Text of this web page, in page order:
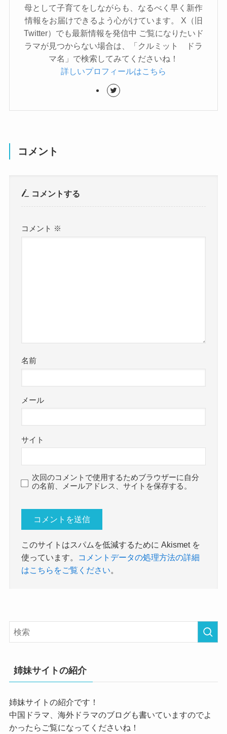
母として子育てをしながらも、なるべく早く新作
情報をお届けできるよう心がけています。 X（旧
Twitter）でも最新情報を発信中 ご覧になりたいド
ラマが見つからない場合は、「クルミット ドラ
マ名」で検索してみてくださいね！
詳しいプロフィールはこちら
コメント
コメントする
コメント ※
名前
メール
サイト
次回のコメントで使用するためブラウザーに自分
の名前、メールアドレス、サイトを保存する。
このサイトはスパムを低減するために Akismet を
使っています。
コメントデータの処理方法の詳細
はこちらをご覧ください
姉妹サイトの紹介
姉妹サイトの紹介です！
中国ドラマ、海外ドラマのブログも書いていますのでよ
かったらご覧になってくださいね！